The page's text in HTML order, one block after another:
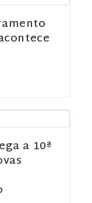
a 10ª